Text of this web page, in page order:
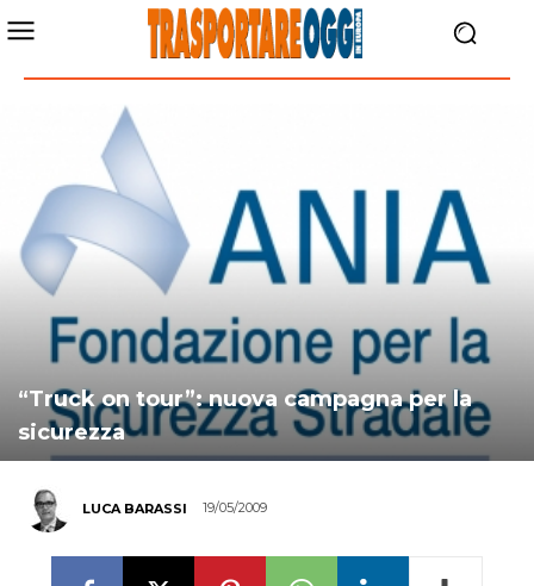
“Truck on tour”: nuova campagna per la
sicurezza
LUCA BARASSI 19/05/2009